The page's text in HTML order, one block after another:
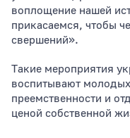
воплощение нашей
прикасаемся, чтобы
свершений».
Такие мероприятия
воспитывают
преемственности и
ценой собственной